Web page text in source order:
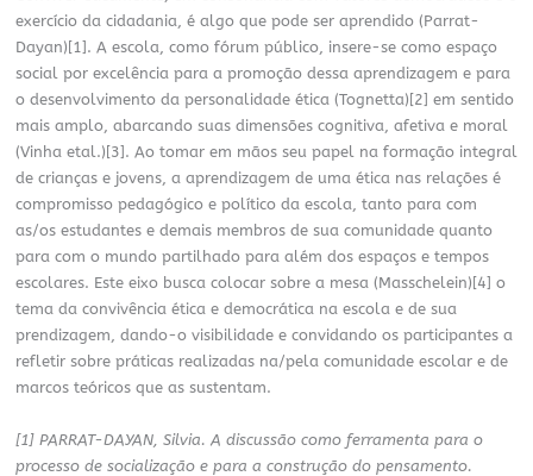
exercício da cidadania, é algo que pode ser aprendido (Parrat-
Dayan)[1]. A escola, como fórum público, insere-se como espaço
social por excelência para a promoção dessa aprendizagem e para
o desenvolvimento da personalidade ética (Tognetta)[2] em sentido
mais amplo, abarcando suas dimensões cognitiva, afetiva e moral
(Vinha etal.)[3]. Ao tomar em mãos seu papel na formação integral
de crianças e jovens, a aprendizagem de uma ética nas relações é
compromisso pedagógico e político da escola, tanto para com
as/os estudantes e demais membros de sua comunidade quanto
para com o mundo partilhado para além dos espaços e tempos
escolares. Este eixo busca colocar sobre a mesa (Masschelein)[4] o
tema da convivência ética e democrática na escola e de sua
prendizagem, dando-o visibilidade e convidando os participantes a
refletir sobre práticas realizadas na/pela comunidade escolar e de
marcos teóricos que as sustentam.
[1] PARRAT-DAYAN, Silvia. A discussão como ferramenta para o
processo de socialização e para a construção do pensamento.